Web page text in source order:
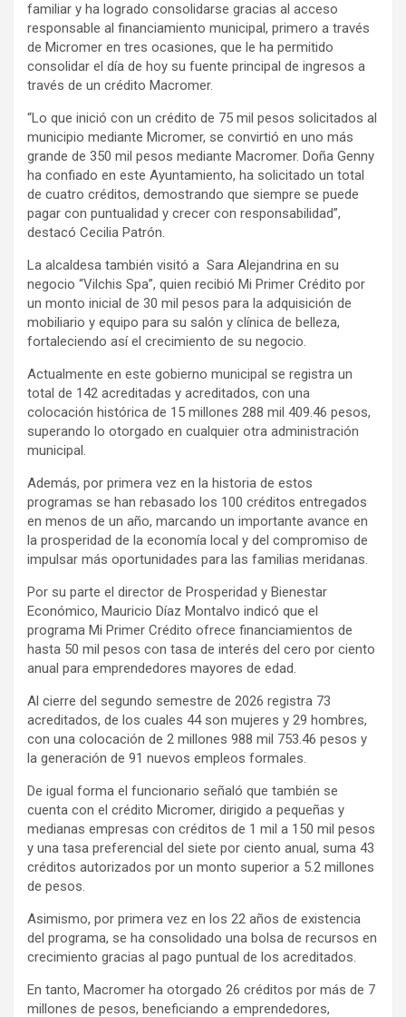
familiar y ha logrado consolidarse gracias al acceso
responsable al financiamiento municipal, primero a través
de Micromer en tres ocasiones, que le ha permitido
consolidar el día de hoy su fuente principal de ingresos a
través de un crédito Macromer.
“Lo que inició con un crédito de 75 mil pesos solicitados al
municipio mediante Micromer, se convirtió en uno más
grande de 350 mil pesos mediante Macromer. Doña Genny
ha confiado en este Ayuntamiento, ha solicitado un total
de cuatro créditos, demostrando que siempre se puede
pagar con puntualidad y crecer con responsabilidad”,
destacó Cecilia Patrón.
La alcaldesa también visitó a Sara Alejandrina en su
negocio “Vilchis Spa”, quien recibió Mi Primer Crédito por
un monto inicial de 30 mil pesos para la adquisición de
mobiliario y equipo para su salón y clínica de belleza,
fortaleciendo así el crecimiento de su negocio.
Actualmente en este gobierno municipal se registra un
total de 142 acreditadas y acreditados, con una
colocación histórica de 15 millones 288 mil 409.46 pesos,
superando lo otorgado en cualquier otra administración
municipal.
Además, por primera vez en la historia de estos
programas se han rebasado los 100 créditos entregados
en menos de un año, marcando un importante avance en
la prosperidad de la economía local y del compromiso de
impulsar más oportunidades para las familias meridanas.
Por su parte el director de Prosperidad y Bienestar
Económico, Mauricio Díaz Montalvo indicó que el
programa Mi Primer Crédito ofrece financiamientos de
hasta 50 mil pesos con tasa de interés del cero por ciento
anual para emprendedores mayores de edad.
Al cierre del segundo semestre de 2026 registra 73
acreditados, de los cuales 44 son mujeres y 29 hombres,
con una colocación de 2 millones 988 mil 753.46 pesos y
la generación de 91 nuevos empleos formales.
De igual forma el funcionario señaló que también se
cuenta con el crédito Micromer, dirigido a pequeñas y
medianas empresas con créditos de 1 mil a 150 mil pesos
y una tasa preferencial del siete por ciento anual, suma 43
créditos autorizados por un monto superior a 5.2 millones
de pesos.
Asimismo, por primera vez en los 22 años de existencia
del programa, se ha consolidado una bolsa de recursos en
crecimiento gracias al pago puntual de los acreditados.
En tanto, Macromer ha otorgado 26 créditos por más de 7
millones de pesos, beneficiando a emprendedores,